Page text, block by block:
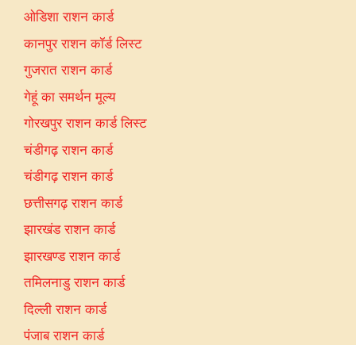
ओडिशा राशन कार्ड
कानपुर राशन कॉर्ड लिस्ट
गुजरात राशन कार्ड
गेहूं का समर्थन मूल्य
गोरखपुर राशन कार्ड लिस्ट
चंडीगढ़ राशन कार्ड
चंडीगढ़ राशन कार्ड
छत्तीसगढ़ राशन कार्ड
झारखंड राशन कार्ड
झारखण्ड राशन कार्ड
तमिलनाडु राशन कार्ड
दिल्ली राशन कार्ड
पंजाब राशन कार्ड